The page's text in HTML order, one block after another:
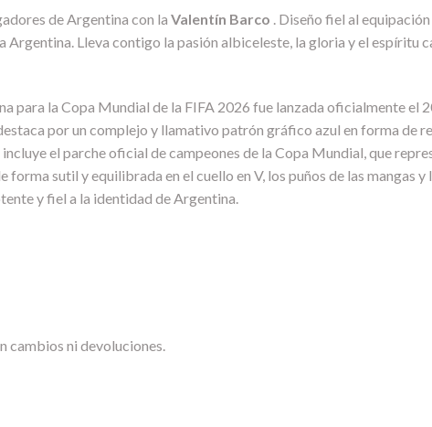
de Argentina con la Valentín Barco . Diseño fiel al
Lleva contigo la pasión albiceleste, la gloria y el espíritu
para la Copa Mundial de la FIFA 2026 fue lanzada oficialmente el
por un complejo y llamativo patrón gráfico azul en forma de
el parche oficial de campeones de la Copa Mundial, que
forma sutil y equilibrada en el cuello en V, los puños de las mangas
y fiel a la identidad de Argentina.
cambios ni devoluciones.